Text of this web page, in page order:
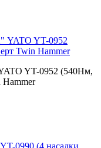
YT-0952 (540Нм,
Hammer